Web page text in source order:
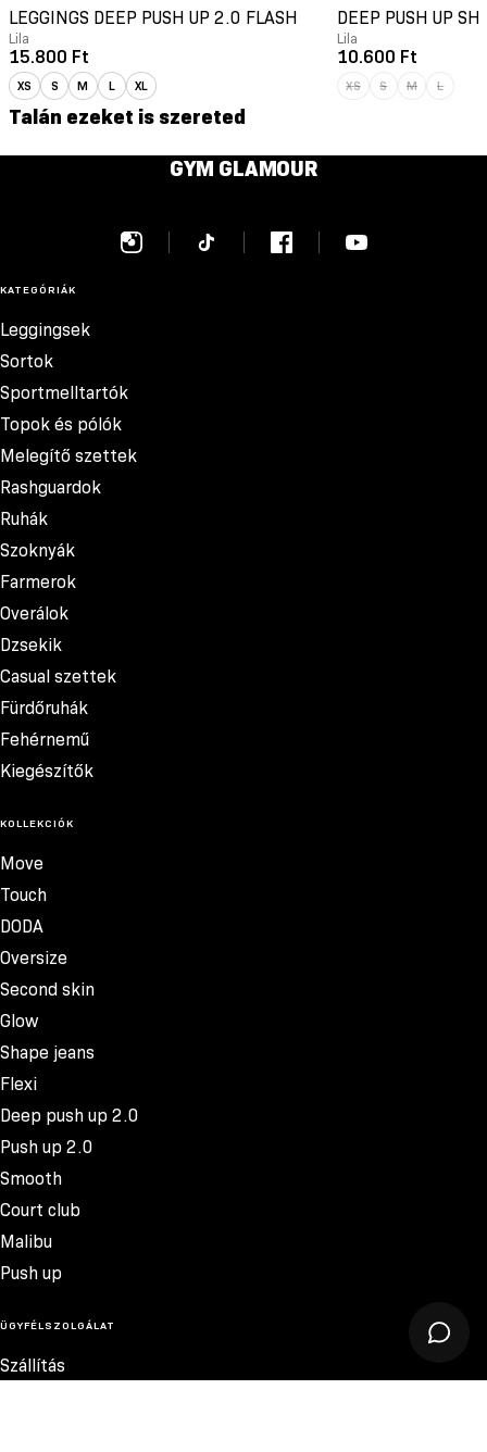
LEGGINGS DEEP PUSH UP 2.0 FLASH
Lila
15.800 Ft
XS S M L XL
DEEP PUSH UP
Lila
10.600 Ft
XS S M L
Talán ezeket is szereted
GYM GLAMOUR
KATEGÓRIÁK
Leggingsek
Sortok
Sportmelltartók
Topok és pólók
Melegítő szettek
Rashguardok
Ruhák
Szoknyák
Farmerok
Overálok
Dzsekik
Casual szettek
Fürdőruhák
Fehérnemű
Kiegészítők
KOLLEKCIÓK
Move
Touch
DODA
Oversize
Second skin
Glow
Shape jeans
Flexi
Deep push up 2.0
Push up 2.0
Smooth
Court club
Malibu
Push up
ÜGYFÉLSZOLGÁLAT
Szállítás